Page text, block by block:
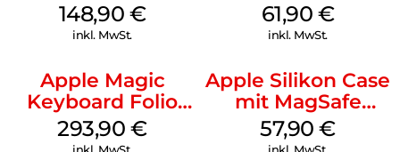
Weiß
148,90 €
inkl. MwSt.
iPhone 15 Pro
MagSafe Schwarz
61,90 €
inkl. MwSt.
Apple Magic
Keyboard Folio
iPad 10.9″ (10.Gen.)
Weiß
293,90€
Apple Silikon Case
mit MagSafe
iPhone 14 Pro
(PRODUCT)RED
57,90€